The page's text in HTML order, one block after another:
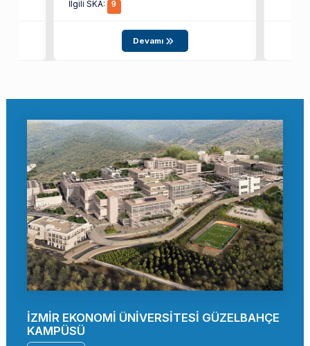
İlgili SKA: 9
Devamı
İZMİR EKONOMİ ÜNİVERSİTESİ GÜZELBAHÇE
KAMPÜSÜ